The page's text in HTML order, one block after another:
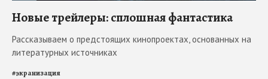
Новые трейлеры: сплошная фантастика
Рассказываем о предстоящих кинопроектах, основанных на
литературных источниках
#экранизация